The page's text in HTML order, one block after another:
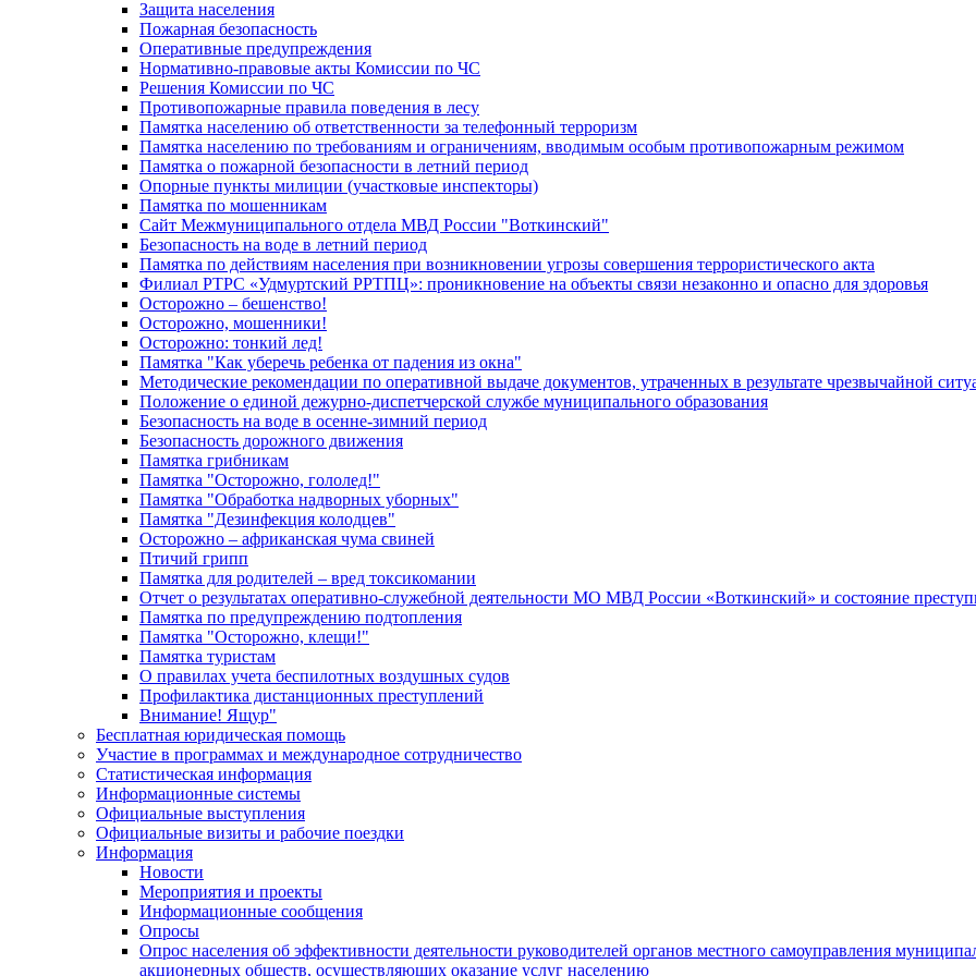
Защита населения
Пожарная безопасность
Оперативные предупреждения
Нормативно-правовые акты Комиссии по ЧС
Решения Комиссии по ЧС
Противопожарные правила поведения в лесу
Памятка населению об ответственности за телефонный терроризм
Памятка населению по требованиям и ограничениям, вводимым особым противопожарным режимом
Памятка о пожарной безопасности в летний период
Опорные пункты милиции (участковые инспекторы)
Памятка по мошенникам
Сайт Межмуниципального отдела МВД России "Воткинский"
Безопасность на воде в летний период
Памятка по действиям населения при возникновении угрозы совершения террористического акта
Филиал РТРС «Удмуртский РРТПЦ»: проникновение на объекты связи незаконно и опасно для здоровья
Осторожно – бешенство!
Осторожно, мошенники!
Осторожно: тонкий лед!
Памятка "Как уберечь ребенка от падения из окна"
Методические рекомендации по оперативной выдаче документов, утраченных в результате чрезвычайной
Положение о единой дежурно-диспетчерской службе муниципального образования
Безопасность на воде в осенне-зимний период
Безопасность дорожного движения
Памятка грибникам
Памятка "Осторожно, гололед!"
Памятка "Обработка надворных уборных"
Памятка "Дезинфекция колодцев"
Осторожно – африканская чума свиней
Птичий грипп
Памятка для родителей – вред токсикомании
Отчет о результатах оперативно-служебной деятельности МО МВД России «Воткинский» и состояние
Памятка по предупреждению подтопления
Памятка "Осторожно, клещи!"
Памятка туристам
О правилах учета беспилотных воздушных судов
Профилактика дистанционных преступлений
Внимание! Ящур"
Бесплатная юридическая помощь
Участие в программах и международное сотрудничество
Статистическая информация
Информационные системы
Официальные выступления
Официальные визиты и рабочие поездки
Информация
Новости
Мероприятия и проекты
Информационные сообщения
Опросы
Опрос населения об эффективности деятельности руководителей органов местного самоуправления
акционерных обществ, осуществляющих оказание услуг населению